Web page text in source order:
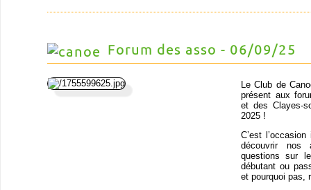
Forum des asso - 06/09/25
Le Club de
présent aux
et des Clayes-
2025 !
C’est
découvrir nos
questions sur
débutant ou
et pourquoi pas,